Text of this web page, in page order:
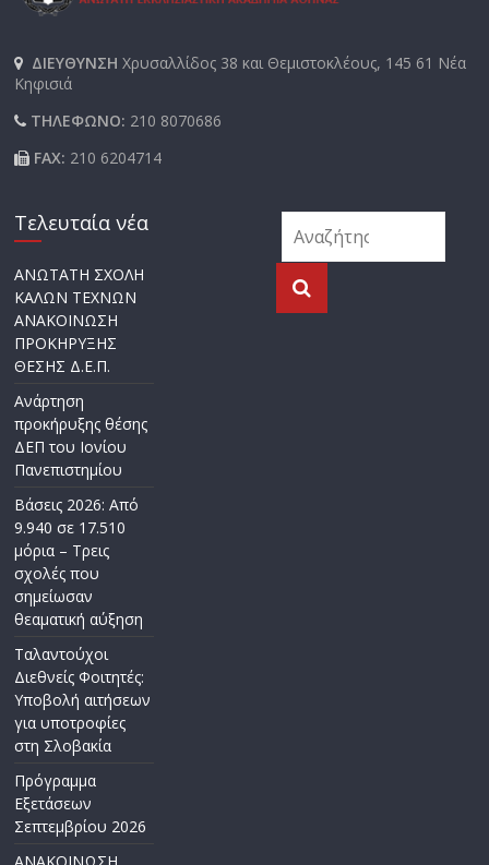
ΔΙΕΥΘΥΝΣΗΧρυσαλλίδος 38 και Θεμιστοκλέους, 145 61 Νέα
Κηφισιά
ΤΗΛΕΦΩΝΟ: 210 8070686
FAX: 210 6204714
Τελευταία νέα
ΑΝΩΤΑΤΗ ΣΧΟΛΗ
ΚΑΛΩΝ ΤΕΧΝΩΝ
ΑΝΑΚΟΙΝΩΣΗ
ΠΡΟΚΗΡΥΞΗΣ
ΘΕΣΗΣ Δ.Ε.Π.
Ανάρτηση
προκήρυξης θέσης
ΔΕΠ του Ιονίου
Πανεπιστημίου
Βάσεις 2026: Από
9.940 σε 17.510
μόρια – Τρεις
σχολές που
σημείωσαν
θεαματική αύξηση
Ταλαντούχοι
Διεθνείς Φοιτητές:
Υποβολή αιτήσεων
για υποτροφίες
στη Σλοβακία
Πρόγραμμα
Εξετάσεων
Σεπτεμβρίου 2026